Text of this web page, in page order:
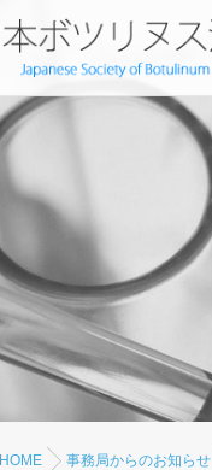
HOME 事務局からのお知らせ